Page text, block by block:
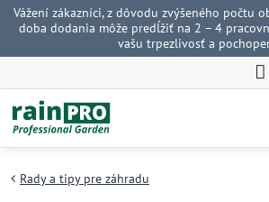
Vážení zákazníci, z dôvodu zvýšeného počtu
doba dodania môže predĺžiť na 2 – 4
vašu trpezlivosť a
Rady a tipy pre záhradu